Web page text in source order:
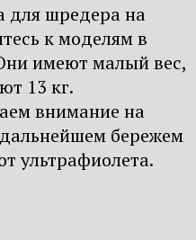
для шредера на
к моделям в
имеют малый вес,
13 кг.
внимание на
бережем
ультрафиолета.